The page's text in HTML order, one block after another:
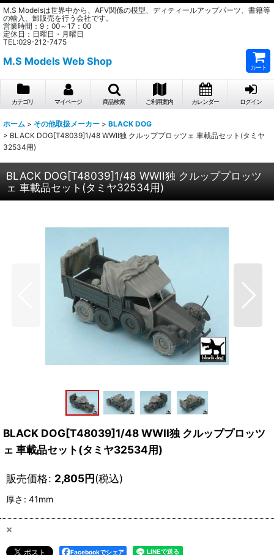
M.S Modelsは世界中から、AFV関係の模型、ディティールアップパーツ、書籍等
の輸入、卸販売を行う会社です。
営業時間：9：00～17：00
定休日：日曜日・月曜日
TEL:029-212-7475
M.S Models Web Shop
カート
カテゴリ マイページ 商品検索 ご利用案内 カレンダー ログイン
ホーム > その他取扱メーカー > BLACK DOG
> BLACK DOG[T48039]1/48 WWII独 クルッププロッツェ 車載品セット(タミヤ
32534用)
BLACK DOG[T48039]1/48 WWII独 クルッププロッツ
ェ 車載品セット(タミヤ32534用)
BLACK DOG[T48039]1/48 WWII独 クルッププロッツ
ェ 車載品セット(タミヤ32534用)
販売価格: 2,805円(税込)
厚さ : 41mm
×
Facebookでシェア